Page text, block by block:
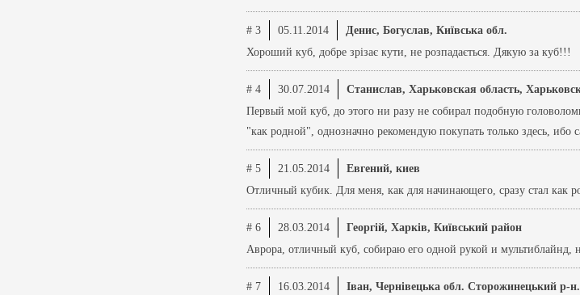
# 3 05.11.2014
Денис, Богуслав, Київська обл.
Хороший куб, добре зрізає кути, не розпадається. Дякую за куб!!!
# 4 30.07.2014
Станислав, Харьковская область,
Первый мой куб, до этого ни разу не собирал подобную
"как родной", однозначно рекомендую покупать только здесь, ибо
# 5 21.05.2014
Евгений, киев
Отличный кубик. Для меня, как для начинающего, сразу стал как
# 6 28.03.2014
Георгій, Харків, Київський район
Аврора, отличный куб, собираю его одной рукой и мультиблайнд,
# 7 16.03.2014
Іван, Чернівецька обл. Сторожинецький р-н.